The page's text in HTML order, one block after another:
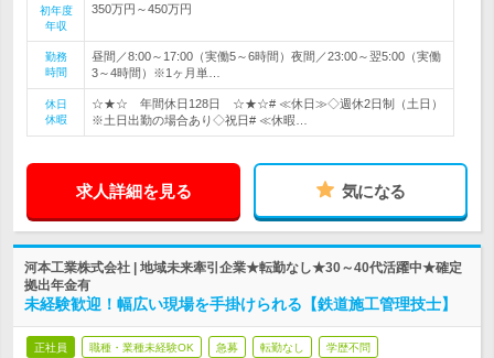
初年度
年収
350万円～450万円
勤務
時間
昼間／8:00～17:00（実働5～6時間）夜間／23:00～翌5:00（実働
3～4時間）※1ヶ月単…
休日
休暇
☆★☆ 年間休日128日 ☆★☆# ≪休日≫◇週休2日制（土日）
※土日出勤の場合あり◇祝日# ≪休暇…
求人詳細を見る 気になる
河本工業株式会社 | 地域未来牽引企業★転勤なし★30～40代活躍中★確定
拠出年金有
未経験歓迎！幅広い現場を手掛けられる【鉄道施工管理技士】
正社員 職種・業種未経験OK 急募 転勤なし 学歴不問